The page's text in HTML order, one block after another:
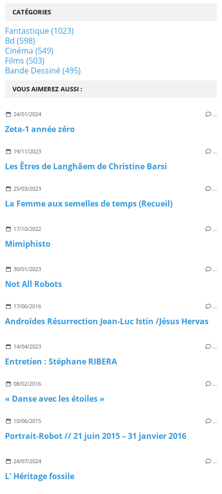
VOUS AIMEREZ AUSSI :
24/01/2024 …
Zeta-1 année zéro
19/11/2023 …
Les Êtres de Langhãem de Christine Barsi
25/03/2023 …
La Femme aux semelles de temps (Recueil)
17/10/2022 …
Mimiphisto
30/01/2023 …
Not All Robots
17/06/2016 …
Androïdes Résurrection Jean-Luc Istin /Jésus Hervas
14/04/2023 …
Entretien : Stéphane RIBERA
08/02/2016 …
« Danse avec les étoiles »
10/06/2015 …
Portrait-Robot // 21 juin 2015 – 31 janvier 2016
24/07/2024 …
L' Héritage fossile
CATÉGORIES
Fantastique(1023)
Bd (598)
Cinéma (549)
Films (503)
Bande Dessiné(495)